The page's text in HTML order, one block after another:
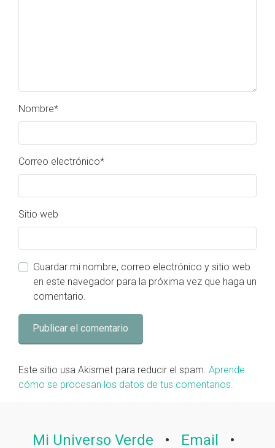
Nombre*
Correo electrónico*
Sitio web
Guardar mi nombre, correo electrónico y sitio web
en este navegador para la próxima vez que haga un
comentario.
Este sitio usa Akismet para reducir el spam. Aprende
cómo se procesan los datos de tus comentarios.
Mi Universo Verde • Email •